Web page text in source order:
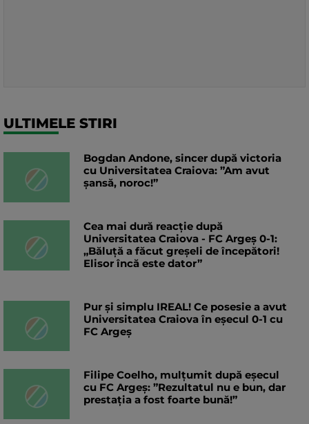
ULTIMELE STIRI
Bogdan Andone, sincer după victoria
cu Universitatea Craiova: ”Am avut
șansă, noroc!”
Cea mai dură reacție după
Universitatea Craiova - FC Argeș 0-1:
„Băluță a făcut greșeli de începători!
Elisor încă este dator”
Pur și simplu IREAL! Ce posesie a avut
Universitatea Craiova în eșecul 0-1 cu
FC Argeș
Filipe Coelho, mulțumit după eșecul
cu FC Argeș: ”Rezultatul nu e bun, dar
prestația a fost foarte bună!”